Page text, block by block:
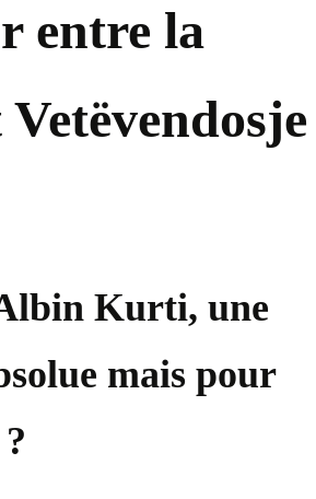
entre la
Kurti, une
mais pour